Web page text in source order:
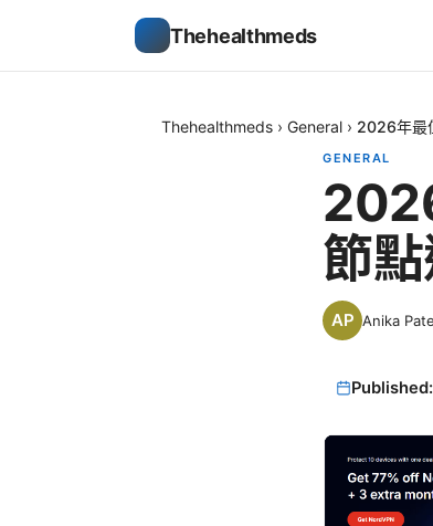
Thehealthmeds
Thehealthmeds › General › 2026年最
GENERAL
節
Anika
Published: